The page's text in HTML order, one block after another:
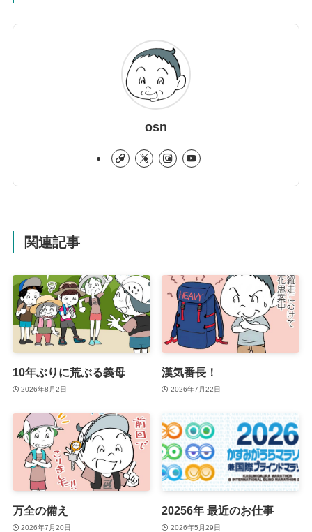
osn
関連記事
10年ぶりに荒ぶる義母
2026年8月2日
漢気番長！
2026年7月22日
万全の備え
2026年7月20日
20256年 最近のお仕事
2026年5月29日